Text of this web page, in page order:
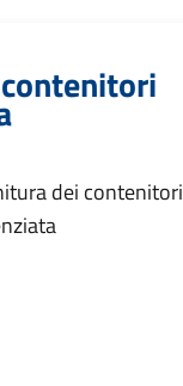
dei contenitori